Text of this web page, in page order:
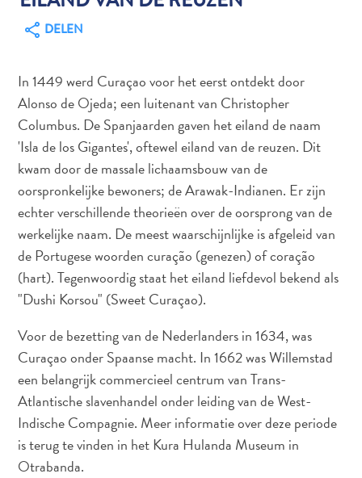
Bezienswaardigheden
Diversen
Duik-
en
snorkelplekken
Duikoperators
Eten
drinken
Kunst
en
cultuur
Nachtleven
en
entertainment
Natuur
en
parken
DELEN
In 1449 werd Curaçao voor het eerst ontdekt door
Alonso de Ojeda; een luitenant van Christopher
Columbus. De Spanjaarden gaven het eiland de naam
'Isla de los Gigantes', oftewel eiland van de reuzen. Dit
kwam door de massale lichaamsbouw van de
oorspronkelijke bewoners; de Arawak-Indianen. Er zijn
echter verschillende theorieën over de oorsprong van de
werkelijke naam. De meest waarschijnlijke is afgeleid van
de Portugese woorden curação (genezen) of coração
(hart). Tegenwoordig staat het eiland liefdevol bekend als
"Dushi Korsou" (Sweet Curaçao).
Voor de bezetting van de Nederlanders in 1634, was
Curaçao onder Spaanse macht. In 1662 was Willemstad
een belangrijk commercieel centrum van Trans-
Atlantische slavenhandel onder leiding van de West-
Indische Compagnie. Meer informatie over deze periode
is terug te vinden in het Kura Hulanda Museum in
Otrabanda.